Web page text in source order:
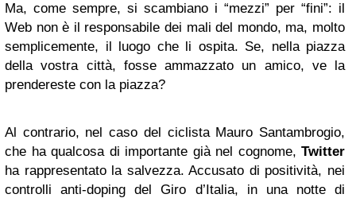
Ma, come sempre, si scambiano i “mezzi” per “fini”: il
Web non è il responsabile dei mali del mondo, ma, molto
semplicemente, il luogo che li ospita. Se, nella piazza
della vostra città, fosse ammazzato un amico, ve la
prendereste con la piazza?
Al contrario, nel caso del ciclista Mauro Santambrogio,
che ha qualcosa di importante già nel cognome, Twitter
ha rappresentato la salvezza. Accusato di positività, nei
controlli anti-doping del Giro d’Italia, in una notte di